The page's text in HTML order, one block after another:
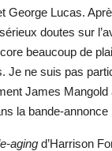
George Lucas.
doutes sur
beaucoup de
Je ne suis pas
James Mangold
la bande-annonce
agingd’Harrison